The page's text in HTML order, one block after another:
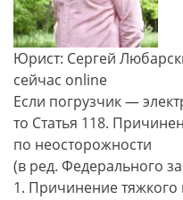
Юрист: Сергей
сейчас online
Если погрузчик —
то Статья 118.
по неосторожности
(в ред. Федерального
1. Причинение